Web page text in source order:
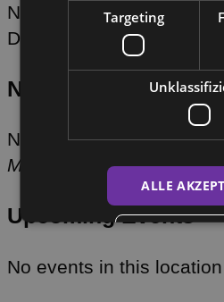
Neustadt 4
Dresden
Next Event
No upcoming events
Map Unavailable
Upcoming Events
No events in this location
Targeting
ALLE